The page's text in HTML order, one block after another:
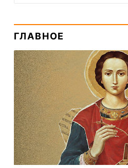
ГЛАВНОЕ